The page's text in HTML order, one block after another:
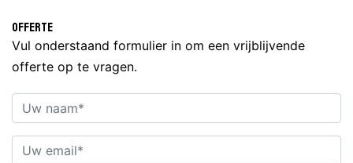
Offerte
Vul onderstaand formulier in om een vrijblijvende
offerte op te vragen.